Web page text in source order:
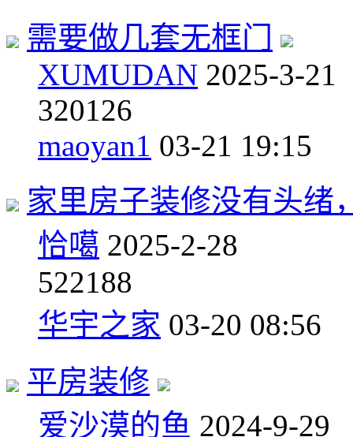
需要做几套无框门
XUMUDAN 2025-3-21
320126
maoyan1 03-21 19:15
家里房子装修没有头绪
恰噶 2025-2-28
522188
华宇之家 03-20 08:56
平房装修
爱沙漠的鱼 2024-9-29